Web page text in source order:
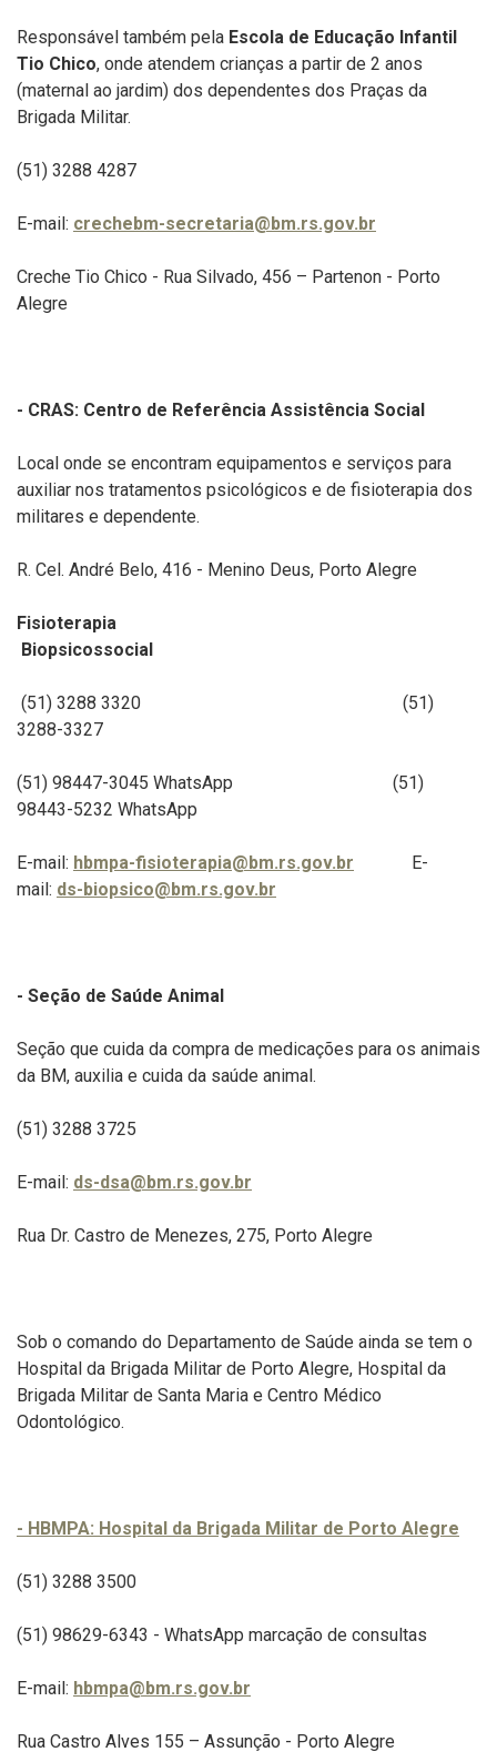
Responsável também pela Escola de Educação Infantil
Tio Chico, onde atendem crianças a partir de 2 anos
(maternal ao jardim) dos dependentes dos Praças da
Brigada Militar.
(51) 3288 4287
E-mail: crechebm-secretaria@bm.rs.gov.br
Creche Tio Chico - Rua Silvado, 456 – Partenon - Porto
Alegre
- CRAS: Centro de Referência Assistência Social
Local onde se encontram equipamentos e serviços para
auxiliar nos tratamentos psicológicos e de fisioterapia dos
militares e dependente.
R. Cel. André Belo, 416 - Menino Deus, Porto Alegre
Fisioterapia
Biopsicossocial
(51) 3288 3320 (51)
3288-3327
(51) 98447-3045 WhatsApp
(51)
98443-5232 WhatsApp
E-mail: hbmpa-fisioterapia@bm.rs.gov.br
E-
mail: ds-biopsico@bm.rs.gov.br
- Seção de Saúde Animal
Seção que cuida da compra de medicações para os animais
da BM, auxilia e cuida da saúde animal.
(51) 3288 3725
E-mail: ds-dsa@bm.rs.gov.br
Rua Dr. Castro de Menezes, 275, Porto Alegre
Sob o comando do Departamento de Saúde ainda se tem o
Hospital da Brigada Militar de Porto Alegre, Hospital da
Brigada Militar de Santa Maria e Centro Médico
Odontológico.
- HBMPA: Hospital da Brigada Militar de Porto Alegre
(51) 3288 3500
(51) 98629-6343 - WhatsApp marcação de consultas
E-mail: hbmpa@bm.rs.gov.br
Rua Castro Alves 155 – Assunção - Porto Alegre